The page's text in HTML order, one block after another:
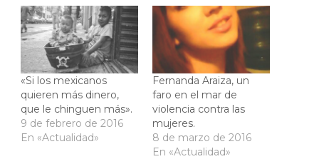
«Si los mexicanos
quieren más dinero,
que le chinguen más».
9 de febrero de 2016
En «Actualidad»
Fernanda Araiza, un
faro en el mar de
violencia contra las
mujeres.
8 de marzo de 2016
En «Actualidad»